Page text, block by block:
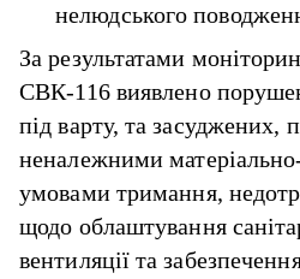
нелюдського
За результатами
СВК-116 виявлено
під варту, та засуджених,
неналежними
умовами тримання,
щодо облаштування
вентиляції та